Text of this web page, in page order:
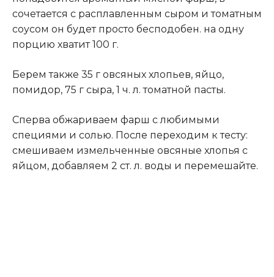
сочетается с расплавленным сыром и томатным
соусом он будет просто бесподобен. на одну
порцию хватит 100 г.
Берем также 35 г овсяных хлопьев, яйцо,
помидор, 75 г сыра, 1 ч. л. томатной пасты.
Сперва обжариваем фарш с любимыми
специями и солью. После переходим к тесту:
смешиваем измельченные овсяные хлопья с
яйцом, добавляем 2 ст. л. воды и перемешайте.